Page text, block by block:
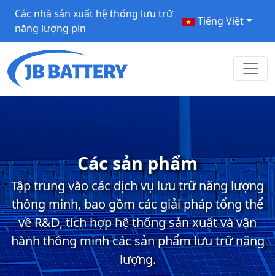
Các nhà sản xuất hệ thống lưu trữ
năng lượng pin
Tiếng Việt
Các sản phẩm
Tập trung vào các dịch vụ lưu trữ năng lượng
thông minh, bao gồm các giải pháp tổng thể
về R&D, tích hợp hệ thống sản xuất và vận
hành thông minh các sản phẩm lưu trữ năng
lượng.